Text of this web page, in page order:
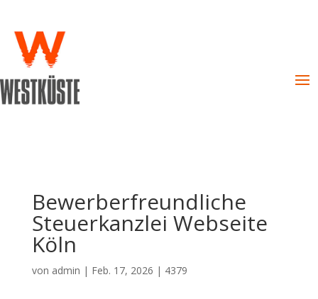
Bewerberfreundliche
Steuerkanzlei Webseite
Köln
von admin | Feb. 17, 2026 | 4379